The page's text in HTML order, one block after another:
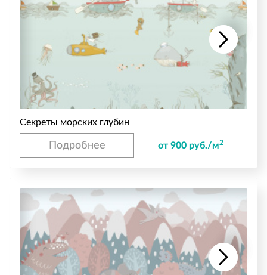
Секреты морских глубин
Подробнее от 900 руб./м2